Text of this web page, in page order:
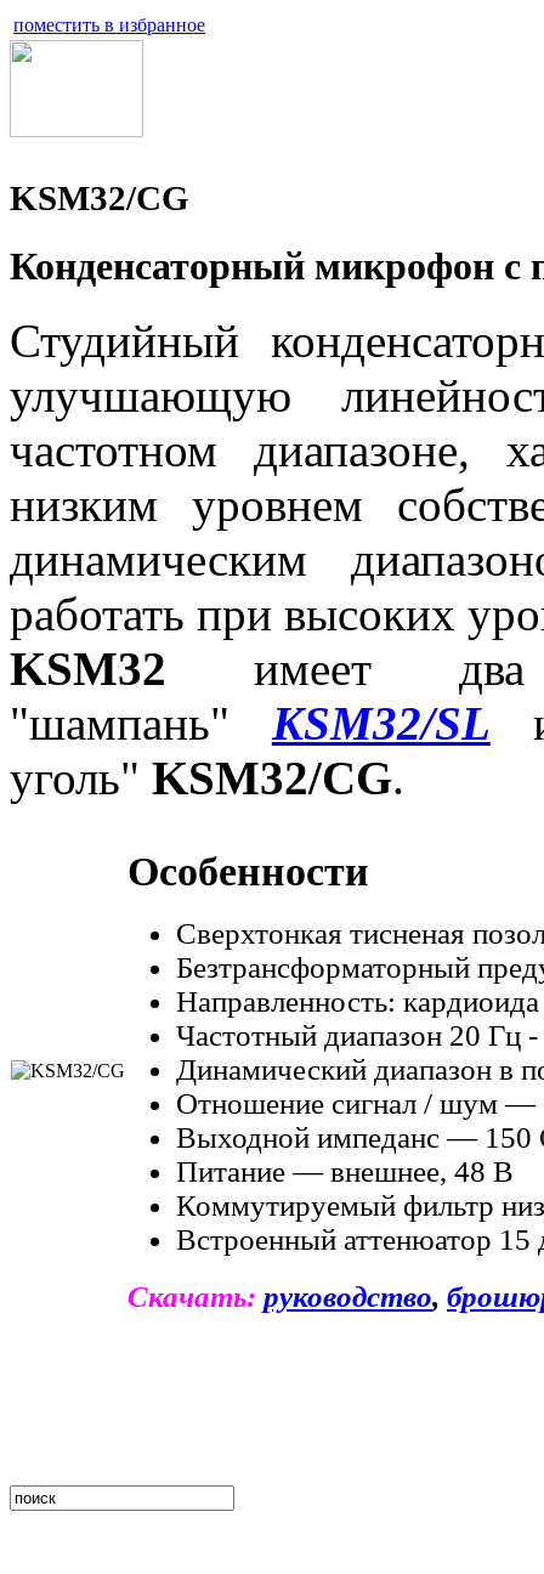
поместить в избранное
KSM32/CG
Конденсаторный микрофон c
Студийный
улучшающую
частотном диапазоне,
низким уровнем
динамическим
работать при высоких
KSM32 имеет два
"шампань" KSM32/SL
уголь" KSM32/CG.
Особенности
Cверхтонкая тисненая
Безтрансформаторный
Направленность: кардиоида
Частотный диапазон 20 Гц
Динамический диапазон в
Отношение сигнал / шум —
Выходной импеданс — 150
Питание — внешнее, 48 В
Коммутируемый фильтр
Встроенный аттенюатор
Скачать: руководство,